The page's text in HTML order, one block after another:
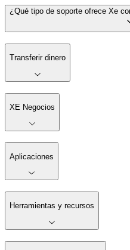
¿Qué tipo de soporte ofrece Xe
Transferir dinero
XE Negocios
Aplicaciones
Herramientas y recursos